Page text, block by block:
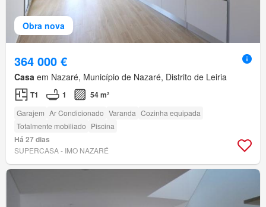
Obra nova
364 000 €
Casa em Nazaré, Município de Nazaré, Distrito de Leiria
T1 1 54 m²
Garajem Ar Condicionado Varanda Cozinha equipada
Totalmente mobiliado Piscina
Há 27 dias
SUPERCASA - IMO NAZARÉ